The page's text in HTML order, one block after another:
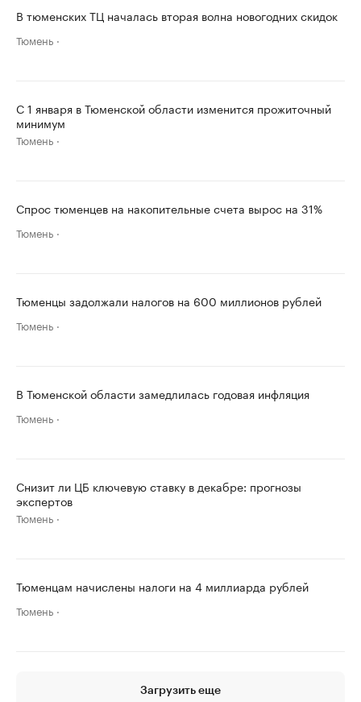
В тюменских ТЦ началась вторая волна новогодних скидок
Тюмень
С 1 января в Тюменской области изменится прожиточный
минимум
Тюмень
Спрос тюменцев на накопительные счета вырос на 31%
Тюмень
Тюменцы задолжали налогов на 600 миллионов рублей
Тюмень
В Тюменской области замедлилась годовая инфляция
Тюмень
Снизит ли ЦБ ключевую ставку в декабре: прогнозы
экспертов
Тюмень
Тюменцам начислены налоги на 4 миллиарда рублей
Тюмень
Загрузить еще